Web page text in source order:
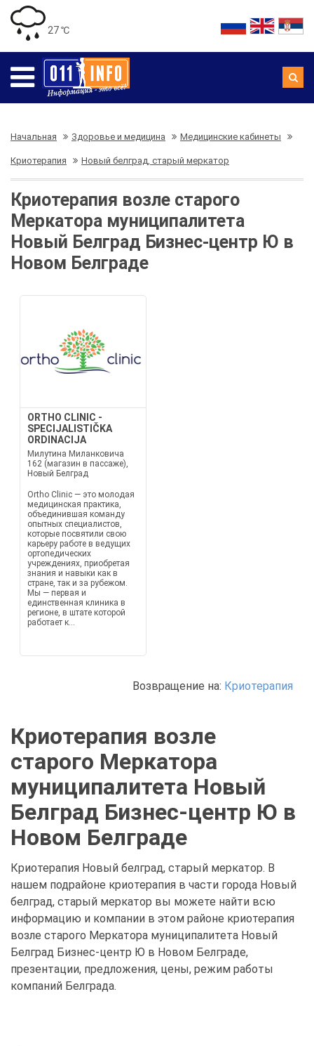
27 ℃
Начальная Здоровье и медицина Медицинские кабинеты
Криотерапия Новый белград, старый меркатор
Криотерапия возле старого
Меркатора муниципалитета
Новый Белград Бизнес-центр Ю в
Новом Белграде
ORTHO CLINIC -
SPECIJALISTIČKA
ORDINACIJA
Милутина Миланковича
162 (магазин в пассаже),
Новый Белград
Ortho Clinic — это молодая
медицинская практика,
объединившая команду
опытных специалистов,
которые посвятили свою
карьеру работе в ведущих
ортопедических
учреждениях, приобретая
знания и навыки как в
стране, так и за рубежом.
Мы — первая и
единственная клиника в
регионе, в штате которой
работает к...
Возвращение на: Криотерапия
Криотерапия возле
старого Меркатора
муниципалитета Новый
Белград Бизнес-центр Ю в
Новом Белграде
Криотерапия Новый белград, старый меркатор. В
нашем подрайоне криотерапия в части города Новый
белград, старый меркатор вы можете найти всю
информацию и компании в этом районе криотерапия
возле старого Меркатора муниципалитета Новый
Белград Бизнес-центр Ю в Новом Белграде,
презентации, предложения, цены, режим работы
компаний Белграда.